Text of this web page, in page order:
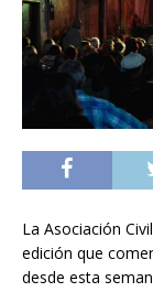
La Asociación
edición que
desde esta